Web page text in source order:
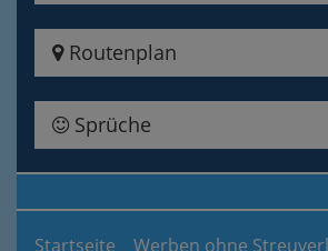
Routenplan
Sprüche
Startseite Werben ohne